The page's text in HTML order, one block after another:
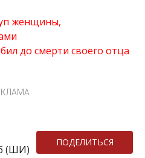
женщины,
до смерти своего отца
(ШИ)
ПОДЕЛИТЬСЯ